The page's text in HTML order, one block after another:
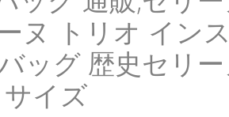
ヌ トリオ イン
ッグ 歴史セリ
イズ